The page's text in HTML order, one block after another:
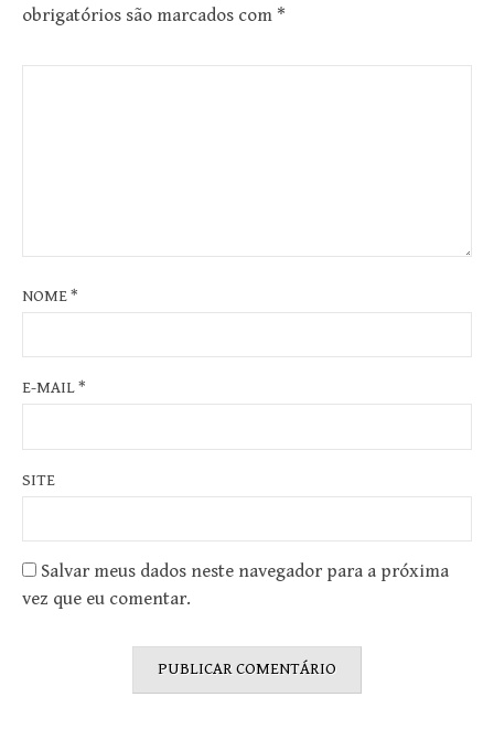
obrigatórios são marcados com *
NOME*
E-MAIL*
SITE
Salvar meus dados neste navegador para a próxima
vez que eu comentar.